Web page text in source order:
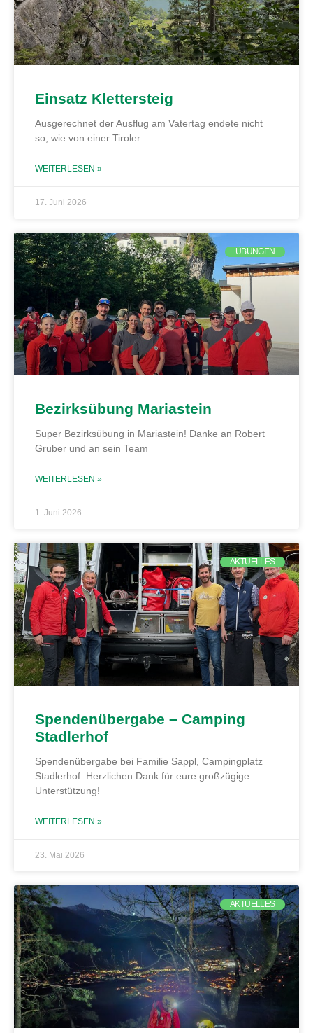
Einsatz Klettersteig
Ausgerechnet der Ausflug am Vatertag endete nicht
so, wie von einer Tiroler
WEITERLESEN »
17. Juni 2026
ÜBUNGEN
Bezirksübung Mariastein
Super Bezirksübung in Mariastein! Danke an Robert
Gruber und an sein Team
WEITERLESEN »
1. Juni 2026
AKTUELLES
Spendenübergabe – Camping
Stadlerhof
Spendenübergabe bei Familie Sappl, Campingplatz
Stadlerhof. Herzlichen Dank für eure großzügige
Unterstützung!
WEITERLESEN »
23. Mai 2026
AKTUELLES